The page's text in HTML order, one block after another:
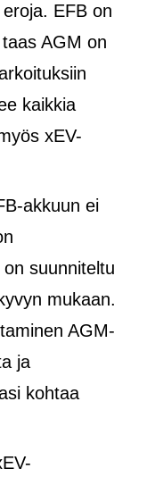
EFB on
AGM on
kaikkia
xEV-
akkuun ei
suunniteltu
mukaan.
AGM-
ja
kohtaa